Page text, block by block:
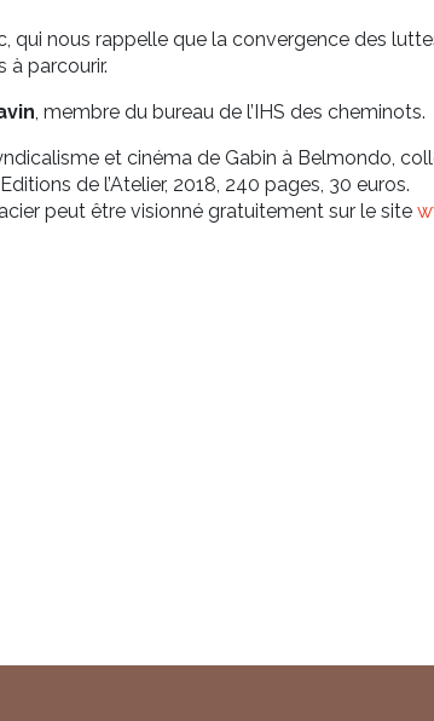
qui nous rappelle que la convergence des
à parcourir.
, membre du bureau de l’IHS des cheminots.
et cinéma de Gabin à Belmondo,
de l’Atelier, 2018, 240 pages, 30 euros.
peut être visionné gratuitement sur le site